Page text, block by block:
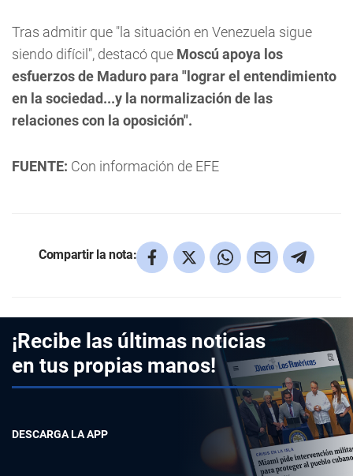
Tras admitir que "la situación en Venezuela sigue
siendo difícil", destacó que Moscú apoya los
esfuerzos de Maduro para "lograr el entendimiento
en la sociedad...y la normalización de las
relaciones con la oposición".
FUENTE: Con información de EFE
Compartir la nota:
¡Recibe las últimas noticias
en tus propias manos!
DESCARGA LA APP